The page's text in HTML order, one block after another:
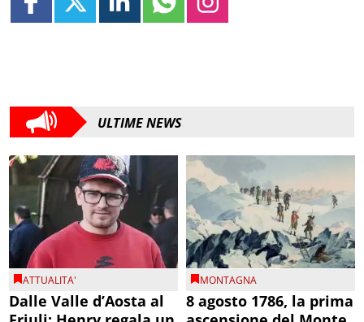
ULTIME NEWS
ATTUALITA'
Dalle Valle d’Aosta al
MONTAGNA
8 agosto 1786, la prima